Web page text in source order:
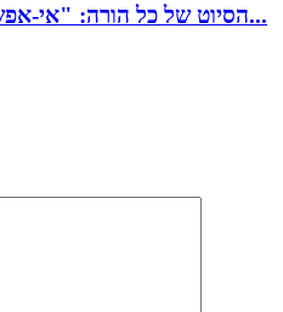
הסיוט של כל הורה: "אי-אפשר לתפוס את זה. זה ילד. ילד...